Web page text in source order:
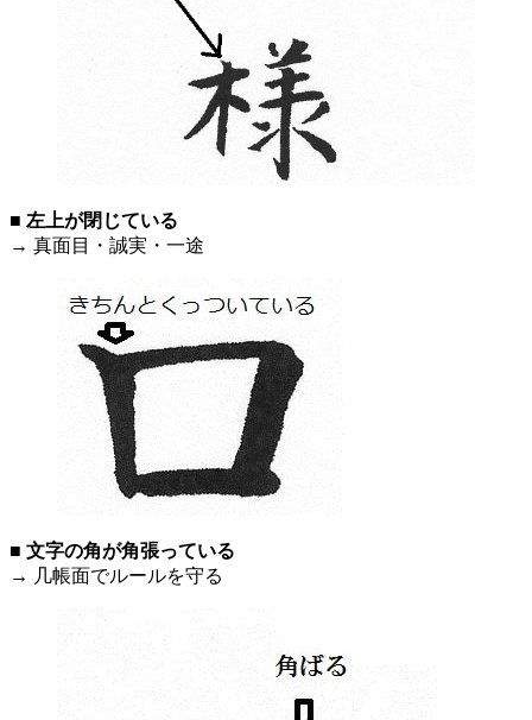
■ 左上が閉じている
→ 真面目・誠実・一途
■ 文字の角が角張っている
→ 几帳面でルールを守る